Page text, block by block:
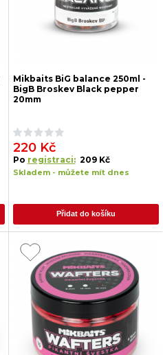
Mikbaits BiG balance 250ml -
BigB Broskev Black pepper
20mm
220 Kč
Po registraci: 209 Kč
Skladem - můžete mít dnes
Přidat do košíku